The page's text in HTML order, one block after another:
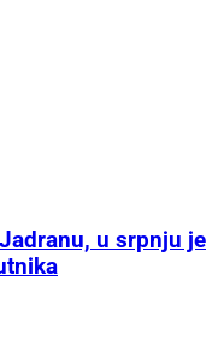
u srpnju je